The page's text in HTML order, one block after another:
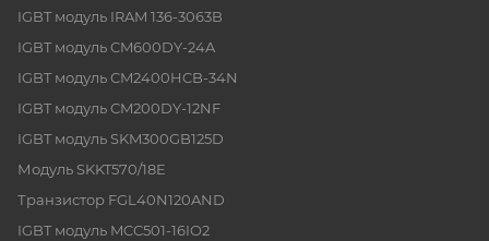
IGBT модуль IRAM 136-3063B
IGBT модуль CM600DY-24A
IGBT модуль CM2400HCB-34N
IGBT модуль CM200DY-12NF
IGBT модуль SKM300GB125D
Модуль SKKT570/18E
Транзистор FGL40N120AND
IGBT модуль MCC501-16IO2